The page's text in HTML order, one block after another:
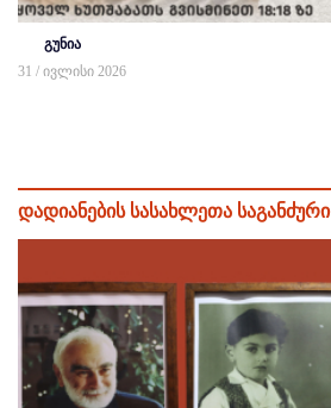
გუნია
31 / ივლისი 2026
დადიანების სასახლეთა საგანძური